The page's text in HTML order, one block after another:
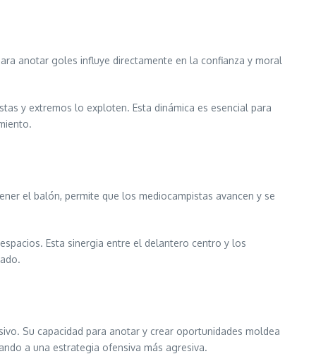
anotar goles influye directamente en la confianza y moral
y extremos lo exploten. Esta dinámica es esencial para
el balón, permite que los mediocampistas avancen y se
Esta sinergia entre el delantero centro y los
Su capacidad para anotar y crear oportunidades moldea
a una estrategia ofensiva más agresiva.